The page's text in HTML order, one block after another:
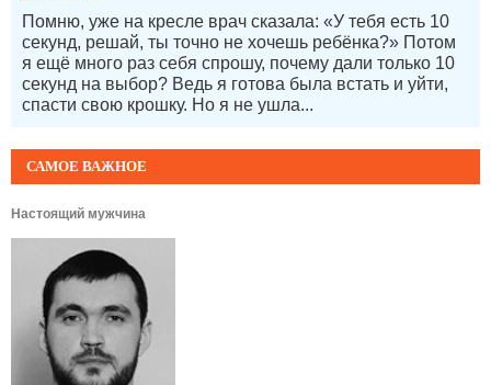
САМОЕ ВАЖНОЕ
Настоящий мужчина
Помню, уже на кресле врач сказала: «У тебя есть 10
секунд, решай, ты точно не хочешь ребёнка?» Потом
я ещё много раз себя спрошу, почему дали только 10
секунд на выбор? Ведь я готова была встать и уйти,
спасти свою крошку. Но я не ушла...